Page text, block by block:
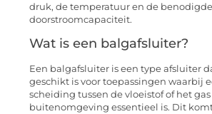
druk, de temperatuur en de benodigde
doorstroomcapaciteit.
Wat is een balgafsluiter?
Een balgafsluiter is een type afsluiter
geschikt is voor toepassingen waarbij
scheiding tussen de vloeistof of het
buitenomgeving essentieel is. Dit